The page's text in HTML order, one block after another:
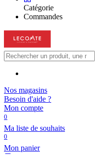
Catégorie
Commandes
Nos magasins
Besoin d'aide ?
Mon compte
0
Ma liste de souhaits
0
Mon panier